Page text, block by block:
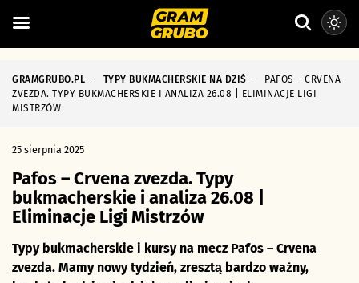
GRAMGRUBO.PL - TYPY BUKMACHERSKIE NA DZIŚ -
PAFOS – CRVENA
ZVEZDA. TYPY BUKMACHERSKIE I ANALIZA 26.08 | ELIMINACJE LIGI
MISTRZÓW
25 sierpnia 2025
Pafos – Crvena zvezda. Typy
bukmacherskie i analiza 26.08 |
Eliminacje Ligi Mistrzów
Typy bukmacherskie i kursy na mecz Pafos – Crvena
zvezda. Mamy nowy tydzień, zresztą bardzo ważny,